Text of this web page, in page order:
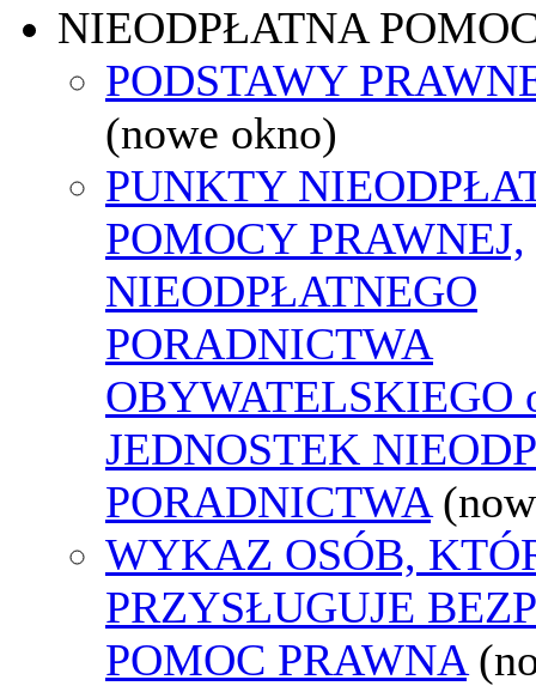
NIEODPŁATNA
PODSTAWY
(nowe okno)
PUNKTY
POMOCY PRAWNEJ,
NIEODPŁATNEGO
PORADNICTWA
OBYWATELSKIEGO
JEDNOSTEK
PORADNICTWA
WYKAZ OSÓB,
PRZYSŁUGUJE
POMOC PRAWNA